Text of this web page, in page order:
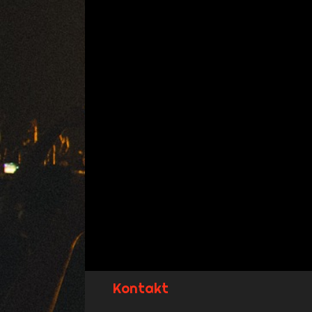
Kontakt